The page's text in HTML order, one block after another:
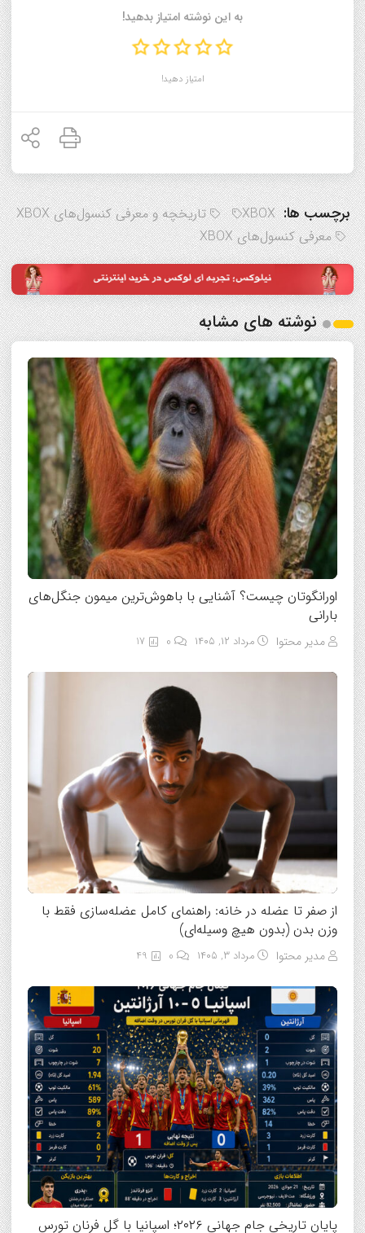
به این نوشته امتیاز بدهید!
امتیاز دهید!
برچسب ها: XBOX
تاریخچه و معرفی کنسول‌های XBOX
معرفی کنسول‌های XBOX
نوشته های مشابه
اورانگوتان چیست؟ آشنایی با باهوش‌ترین میمون جنگل‌های
بارانی
مدیر محتوا مرداد ۱۲, ۱۴۰۵ 17
از صفر تا عضله در خانه: راهنمای کامل عضله‌سازی فقط با
وزن بدن (بدون هیچ وسیله‌ای)
مدیر محتوا مرداد ۳, ۱۴۰۵ 49
پایان تاریخی جام جهانی ۲۰۲۶؛ اسپانیا با گل فرنان تورس